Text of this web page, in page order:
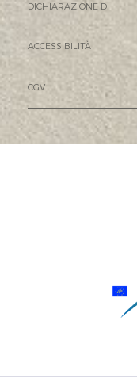
DICHIARAZIONE DI
ACCESSIBILITÀ
CGV